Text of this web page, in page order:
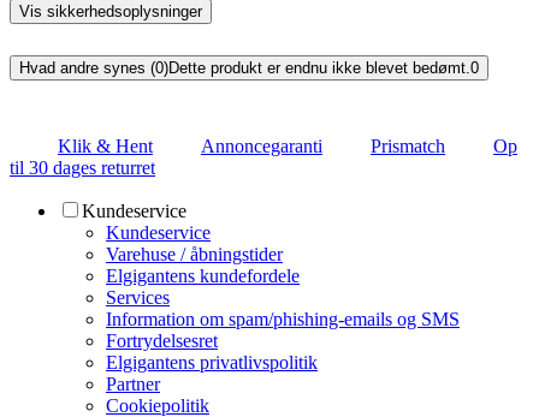
Vis sikkerhedsoplysninger
Hvad andre synes (0)Dette produkt er endnu ikke blevet bedømt. 0
Klik & Hent Annoncegaranti Prismatch
Op
til 30 dages returret
Kundeservice
Kundeservice
Varehuse / åbningstider
Elgigantens kundefordele
Services
Information om spam/phishing-emails og SMS
Fortrydelsesret
Elgigantens privatlivspolitik
Partner
Cookiepolitik